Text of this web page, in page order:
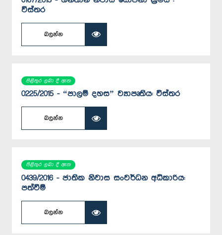
විස්තර
බලන්න
පිළිතුර ලබා දී ඇත
0225/2015 - “පාලම් දහස” ව්‍යාපෘතිය: විස්තර
බලන්න
පිළිතුර ලබා දී ඇත
0439/2016 - ජාතික නිවාස සංවර්ධන අධිකාරිය:
පත්වීම්
බලන්න